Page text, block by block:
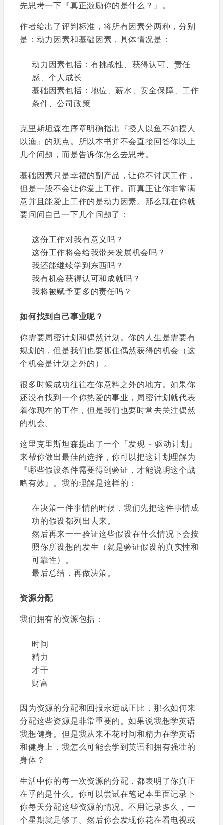
先思考一下『真正激励你的是什么？』。
作者给出了评判标准，将所有因素分两种，分别
是：动力因素和基础因素，具体情况是：
动力因素包括：有挑战性、获得认可、责任
感、个人成长
基础因素包括：地位、薪水、安全保障、工作
条件、公司政策
克里斯坦森在序章明确指出『授人以鱼不如授人
以渔』的观点。所以本书并不会直接回答你以上
几个问题，而是告诉你怎么去思考。
基础因素只是幸福的副产品，让你不讨厌工作，
但是一般不会让你爱上工作。而真正让你非常满
意并且能爱上工作的是动力因素。那么现在你就
要问问自己一下几个问题了：
这份工作对我有意义吗？
这份工作将会给我带来发展机会吗？
我还能继续学到东西吗？
我有机会获得认可和成就吗？
我将被赋予更多的责任吗？
如何找到自己事业呢？
你需要周密计划和偶然计划。你的人生是需要有
规划的，但是我们也要抓住偶然获得的机会（这
个机会是计划之外的）。
很多时候成功往往在你意料之外的地方。如果你
还没有找到一个你热爱的事业，周密计划就代表
着你现在的工作，但是我们也要时常去关注偶然
的机会。
这里克里斯坦森提出了一个『发现 - 驱动计划』
来帮你做出最佳的选择，你可以把这计划理解为
『哪些假设条件需要得到验证，才能说明这个战
略有效』。我的理解是这样的：
在决策一件事情的时候，我们先把这件事情成
功的假设都列出去来。
然后再来一一验证这些假设在什么情况下会按
照你所设想的发生（就是验证假设的真实性和
可靠性）。
最后总结，再做决策。
资源分配
我们拥有的资源包括：
时间
精力
才干
财富
因为资源的分配和回报永远成正比，那么如何来
分配这些资源是非常重要的。如果说我想学英语
我想健身。但是我从来不花时间和精力在学英语
和健身上，我怎么可能会学到英语和拥有强壮的
身体？
生活中你的每一次资源的分配，都表明了你真正
在乎的是什么。你可以尝试在笔记本里面记录下
你每天分配这些资源的情况。不用记录多久，一
个星期就足够了。然后你会发现你花在看电视或